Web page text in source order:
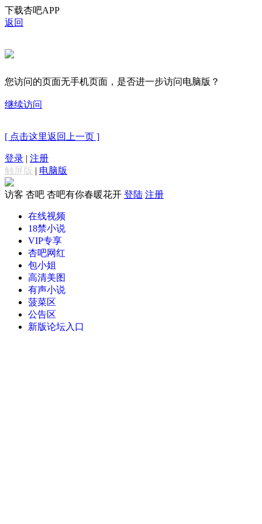
下载杏吧APP
返回
您访问的页面无手机页面，是否进一步访问电脑版？
继续访问
[ 点击这里返回上一页 ]
登录 | 注册
触屏版 | 电脑版
访客 杏吧 杏吧有你春暖花开 登陆 注册
在线视频
18禁小说
VIP专享
杏吧网红
包小姐
高清美图
有声小说
菠菜区
公告区
新版论坛入口